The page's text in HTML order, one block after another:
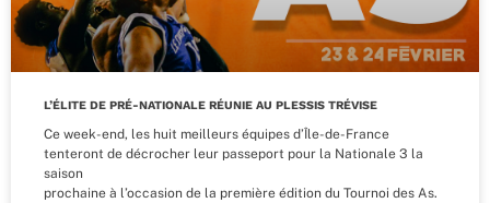
L’ÉLITE DE PRÉ-NATIONALE RÉUNIE AU PLESSIS TRÉVISE
Ce week-end, les huit meilleurs équipes d’Île-de-France
tenteront de décrocher leur passeport pour la Nationale 3 la
saison
prochaine à l’occasion de la première édition du Tournoi des As.